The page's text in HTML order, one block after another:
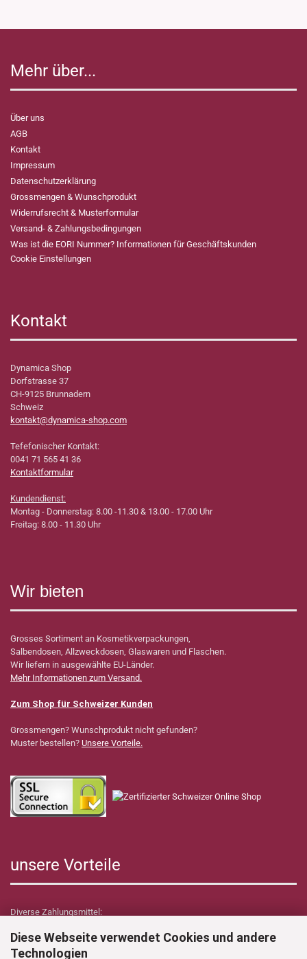
Diese Webseite verwendet Cookies und andere
Technologien
Mehr über...
Über uns
AGB
Kontakt
Impressum
Datenschutzerklärung
Grossmengen & Wunschprodukt
Widerrufsrecht & Musterformular
Versand- & Zahlungsbedingungen
Was ist die EORI Nummer? Informationen für Geschäftskunden
Cookie Einstellungen
Kontakt
Dynamica Shop
Dorfstrasse 37
CH-9125 Brunnadern
Schweiz
kontakt@dynamica-shop.com
Tefefonischer Kontakt:
0041 71 565 41 36
Kontaktformular
Kundendienst:
Montag - Donnerstag: 8.00 -11.30 & 13.00 - 17.00 Uhr
Freitag: 8.00 - 11.30 Uhr
Wir bieten
Grosses Sortiment an Kosmetikverpackungen,
Salbendosen, Allzweckdosen, Glaswaren und Flaschen.
Wir liefern in ausgewählte EU-Länder.
Mehr Informationen zum Versand.
Zum Shop für Schweizer Kunden
Grossmengen? Wunschprodukt nicht gefunden?
Muster bestellen? Unsere Vorteile.
unsere Vorteile
Diverse Zahlungsmittel: